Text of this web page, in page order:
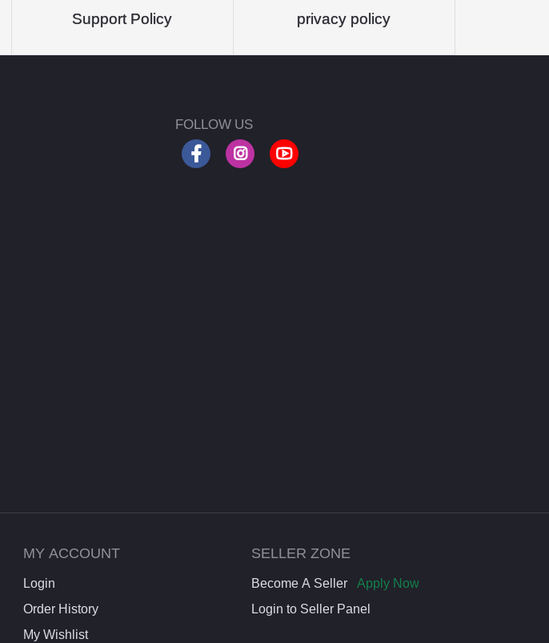
Support Policy privacy policy
FOLLOW US
MY ACCOUNT
Login
Order History
My Wishlist
SELLER ZONE
Become A Seller
Apply Now
Login to Seller Panel